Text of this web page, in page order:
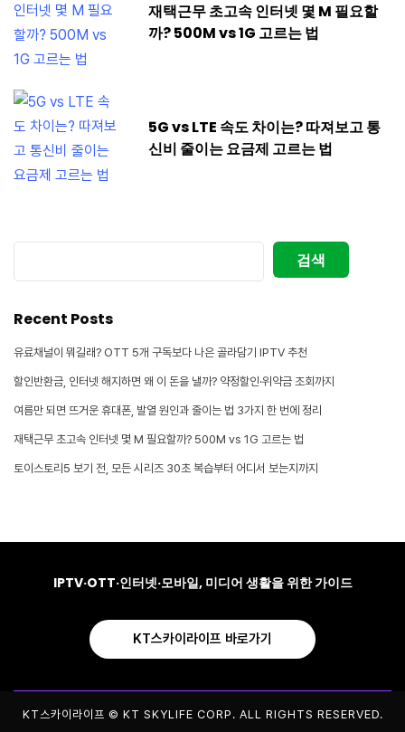
재택근무 초고속 인터넷 몇 M 필요할
까? 500M vs 1G 고르는 법
5G vs LTE 속도 차이는? 따져보고 통
신비 줄이는 요금제 고르는 법
색
검색
Recent Posts
유료채널이 뭐길래? OTT 5개 구독보다 나은 골라담기 IPTV 추천
할인반환금, 인터넷 해지하면 왜 이 돈을 낼까? 약정할인·위약금 조회까지
여름만 되면 뜨거운 휴대폰, 발열 원인과 줄이는 법 3가지 한 번에 정리
재택근무 초고속 인터넷 몇 M 필요할까? 500M vs 1G 고르는 법
토이스토리5 보기 전, 모든 시리즈 30초 복습부터 어디서 보는지까지
IPTV·OTT·인터넷·모바일, 미디어 생활을 위한 가이드
KT스카이라이프 바로가기
KT스카이라이프 © KT SKYLIFE CORP. ALL RIGHTS RESERVED.